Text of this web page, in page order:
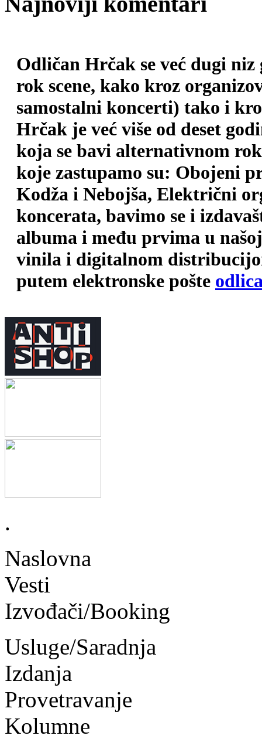
Odličan Hrčak se već dugi
rok scene, kako kroz
samostalni koncerti) tako i
Hrčak je već više od deset
koja se bavi alternativnom
koje zastupamo su: Obojeni
Kodža i Nebojša, Električni
koncerata, bavimo se i
albuma i među prvima u
vinila i digitalnom
putem elektronske pošte
.
Naslovna
Vesti
Izvođači/Booking
Usluge/Saradnja
Izdanja
Provetravanje
Kolumne